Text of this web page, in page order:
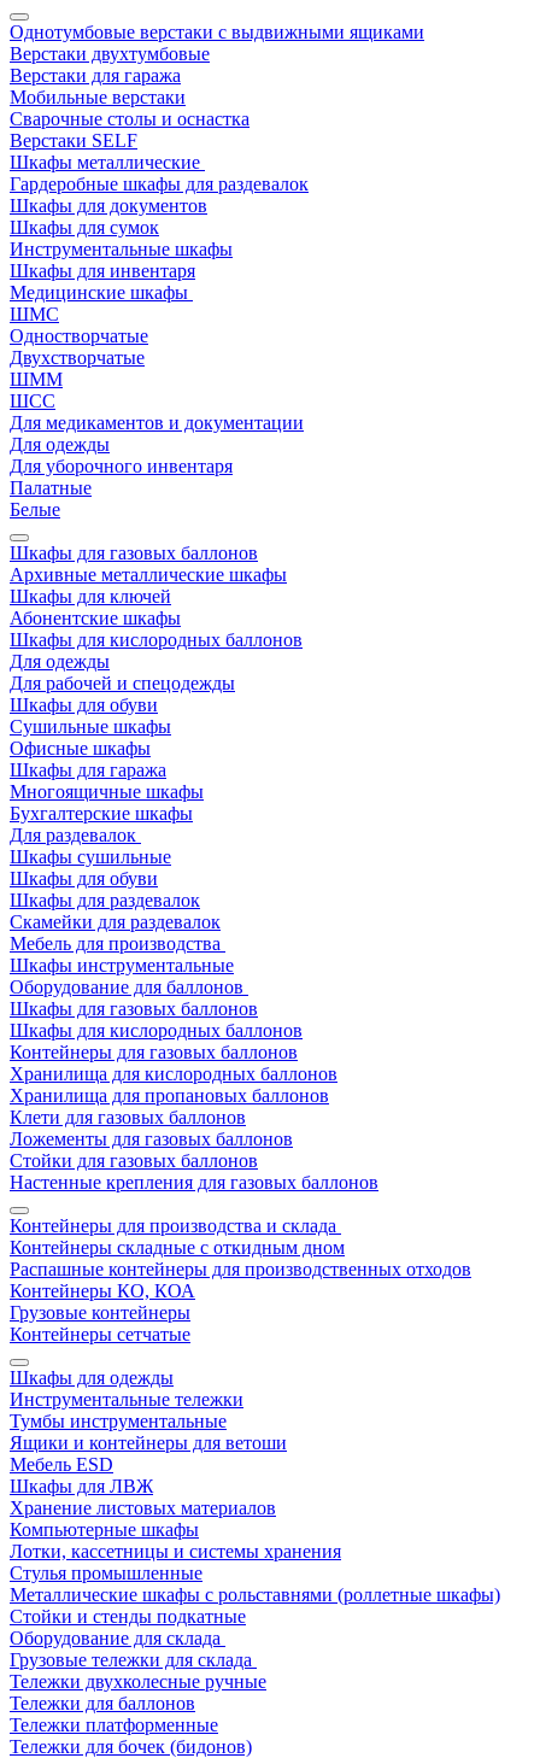
Однотумбовые верстаки с выдвижными ящиками
Верстаки двухтумбовые
Верстаки для гаража
Мобильные верстаки
Сварочные столы и оснастка
Верстаки SELF
Шкафы металлические
Гардеробные шкафы для раздевалок
Шкафы для документов
Шкафы для сумок
Инструментальные шкафы
Шкафы для инвентаря
Медицинские шкафы
ШМС
Одностворчатые
Двухстворчатые
ШММ
ШСС
Для медикаментов и документации
Для одежды
Для уборочного инвентаря
Палатные
Белые
Шкафы для газовых баллонов
Архивные металлические шкафы
Шкафы для ключей
Абонентские шкафы
Шкафы для кислородных баллонов
Для одежды
Для рабочей и спецодежды
Шкафы для обуви
Сушильные шкафы
Офисные шкафы
Шкафы для гаража
Многоящичные шкафы
Бухгалтерские шкафы
Для раздевалок
Шкафы сушильные
Шкафы для обуви
Шкафы для раздевалок
Скамейки для раздевалок
Мебель для производства
Шкафы инструментальные
Оборудование для баллонов
Шкафы для газовых баллонов
Шкафы для кислородных баллонов
Контейнеры для газовых баллонов
Хранилища для кислородных баллонов
Хранилища для пропановых баллонов
Клети для газовых баллонов
Ложементы для газовых баллонов
Стойки для газовых баллонов
Настенные крепления для газовых баллонов
Контейнеры для производства и склада
Контейнеры складные с откидным дном
Распашные контейнеры для производственных отходов
Контейнеры КО, КОА
Грузовые контейнеры
Контейнеры сетчатые
Шкафы для одежды
Инструментальные тележки
Тумбы инструментальные
Ящики и контейнеры для ветоши
Мебель ESD
Шкафы для ЛВЖ
Хранение листовых материалов
Компьютерные шкафы
Лотки, кассетницы и системы хранения
Стулья промышленные
Металлические шкафы с рольставнями (роллетные шкафы)
Стойки и стенды подкатные
Оборудование для склада
Грузовые тележки для склада
Тележки двухколесные ручные
Тележки для баллонов
Тележки платформенные
Тележки для бочек (бидонов)